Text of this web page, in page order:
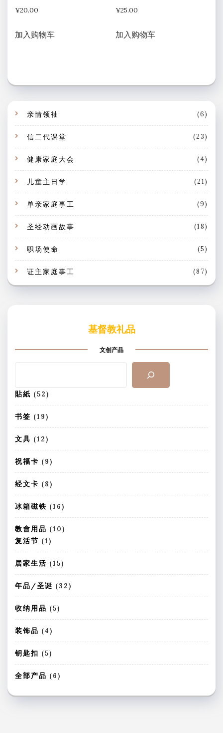
¥20.00
加入购物车
¥25.00
加入购物车
亲情领袖 (6)
信二代课堂 (23)
健康家庭大会 (4)
儿童主日学 (21)
单亲家庭事工 (9)
圣经动画故事 (18)
职场使命 (5)
证主家庭事工 (87)
基督教礼品
文创产品
貼紙 525
2
个
产
品
书签 191
9
个
产
品
文具 121
2
个
产
品
祝福卡 99
个
产
品
经文卡 88
个
产
品
冰箱磁铁 161
6
个
教會用品 101
产
复活节 11
个
产
品
居家生活 151
5
个
产
年品/圣诞 323
2
产
收纳用品 55
个
品
装饰品 44
个
产
品
钥匙扣 55
个
产
全部产品 66
产